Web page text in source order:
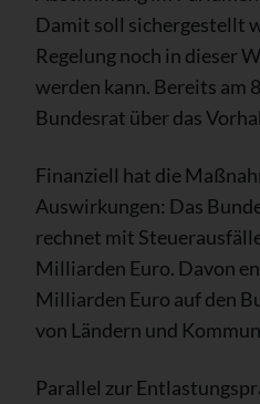
Damit soll sichergestellt
Regelung noch in dieser
werden kann. Bereits am
Bundesrat über das
Finanziell hat die
Auswirkungen: Das
rechnet mit
Milliarden Euro. Davon
Milliarden Euro auf den
von Ländern und
Parallel zur